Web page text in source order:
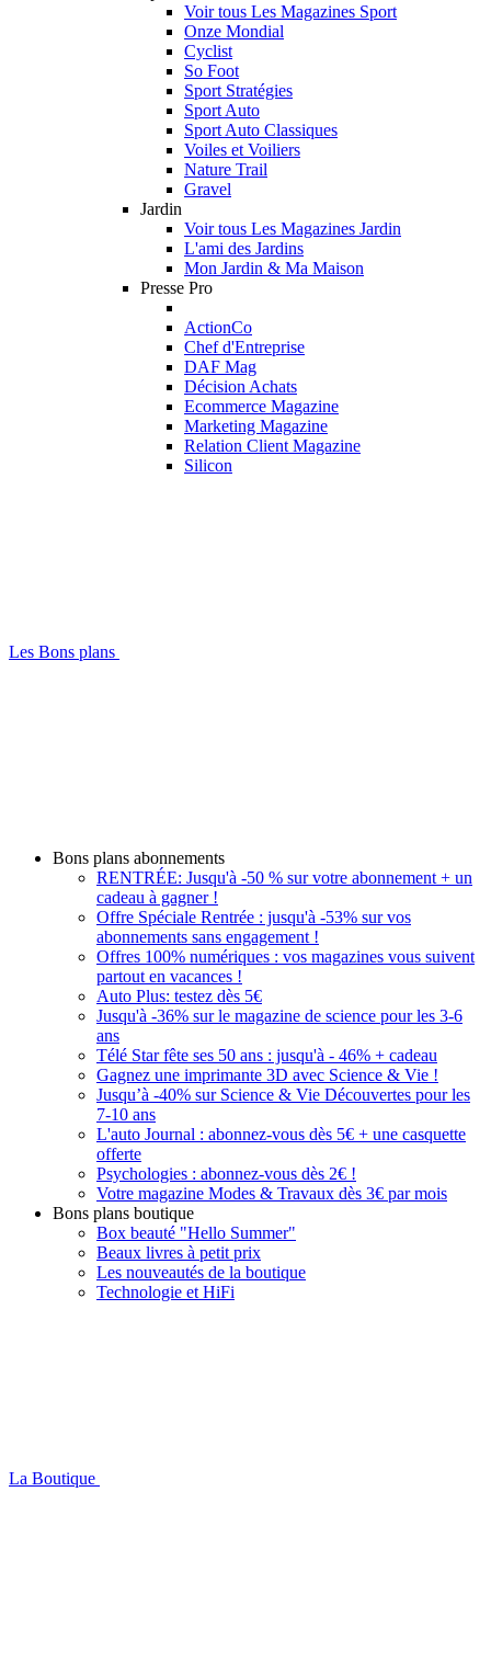
Voir tous Les Magazines Sport
Onze Mondial
Cyclist
So Foot
Sport Stratégies
Sport Auto
Sport Auto Classiques
Voiles et Voiliers
Nature Trail
Gravel
Jardin
Voir tous Les Magazines Jardin
L'ami des Jardins
Mon Jardin & Ma Maison
Presse Pro
ActionCo
Chef d'Entreprise
DAF Mag
Décision Achats
Ecommerce Magazine
Marketing Magazine
Relation Client Magazine
Silicon
Les Bons plans
Bons plans abonnements
RENTRÉE: Jusqu'à -50 % sur votre abonnement + un
cadeau à gagner !
Offre Spéciale Rentrée : jusqu'à -53% sur vos
abonnements sans engagement !
Offres 100% numériques : vos magazines vous suivent
partout en vacances !
Auto Plus: testez dès 5€
Jusqu'à -36% sur le magazine de science pour les 3-6
ans
Télé Star fête ses 50 ans : jusqu'à - 46% + cadeau
Gagnez une imprimante 3D avec Science & Vie !
Jusqu’à -40% sur Science & Vie Découvertes pour les
7-10 ans
L'auto Journal : abonnez-vous dès 5€ + une casquette
offerte
Psychologies : abonnez-vous dès 2€ !
Votre magazine Modes & Travaux dès 3€ par mois
Bons plans boutique
Box beauté "Hello Summer"
Beaux livres à petit prix
Les nouveautés de la boutique
Technologie et HiFi
La Boutique